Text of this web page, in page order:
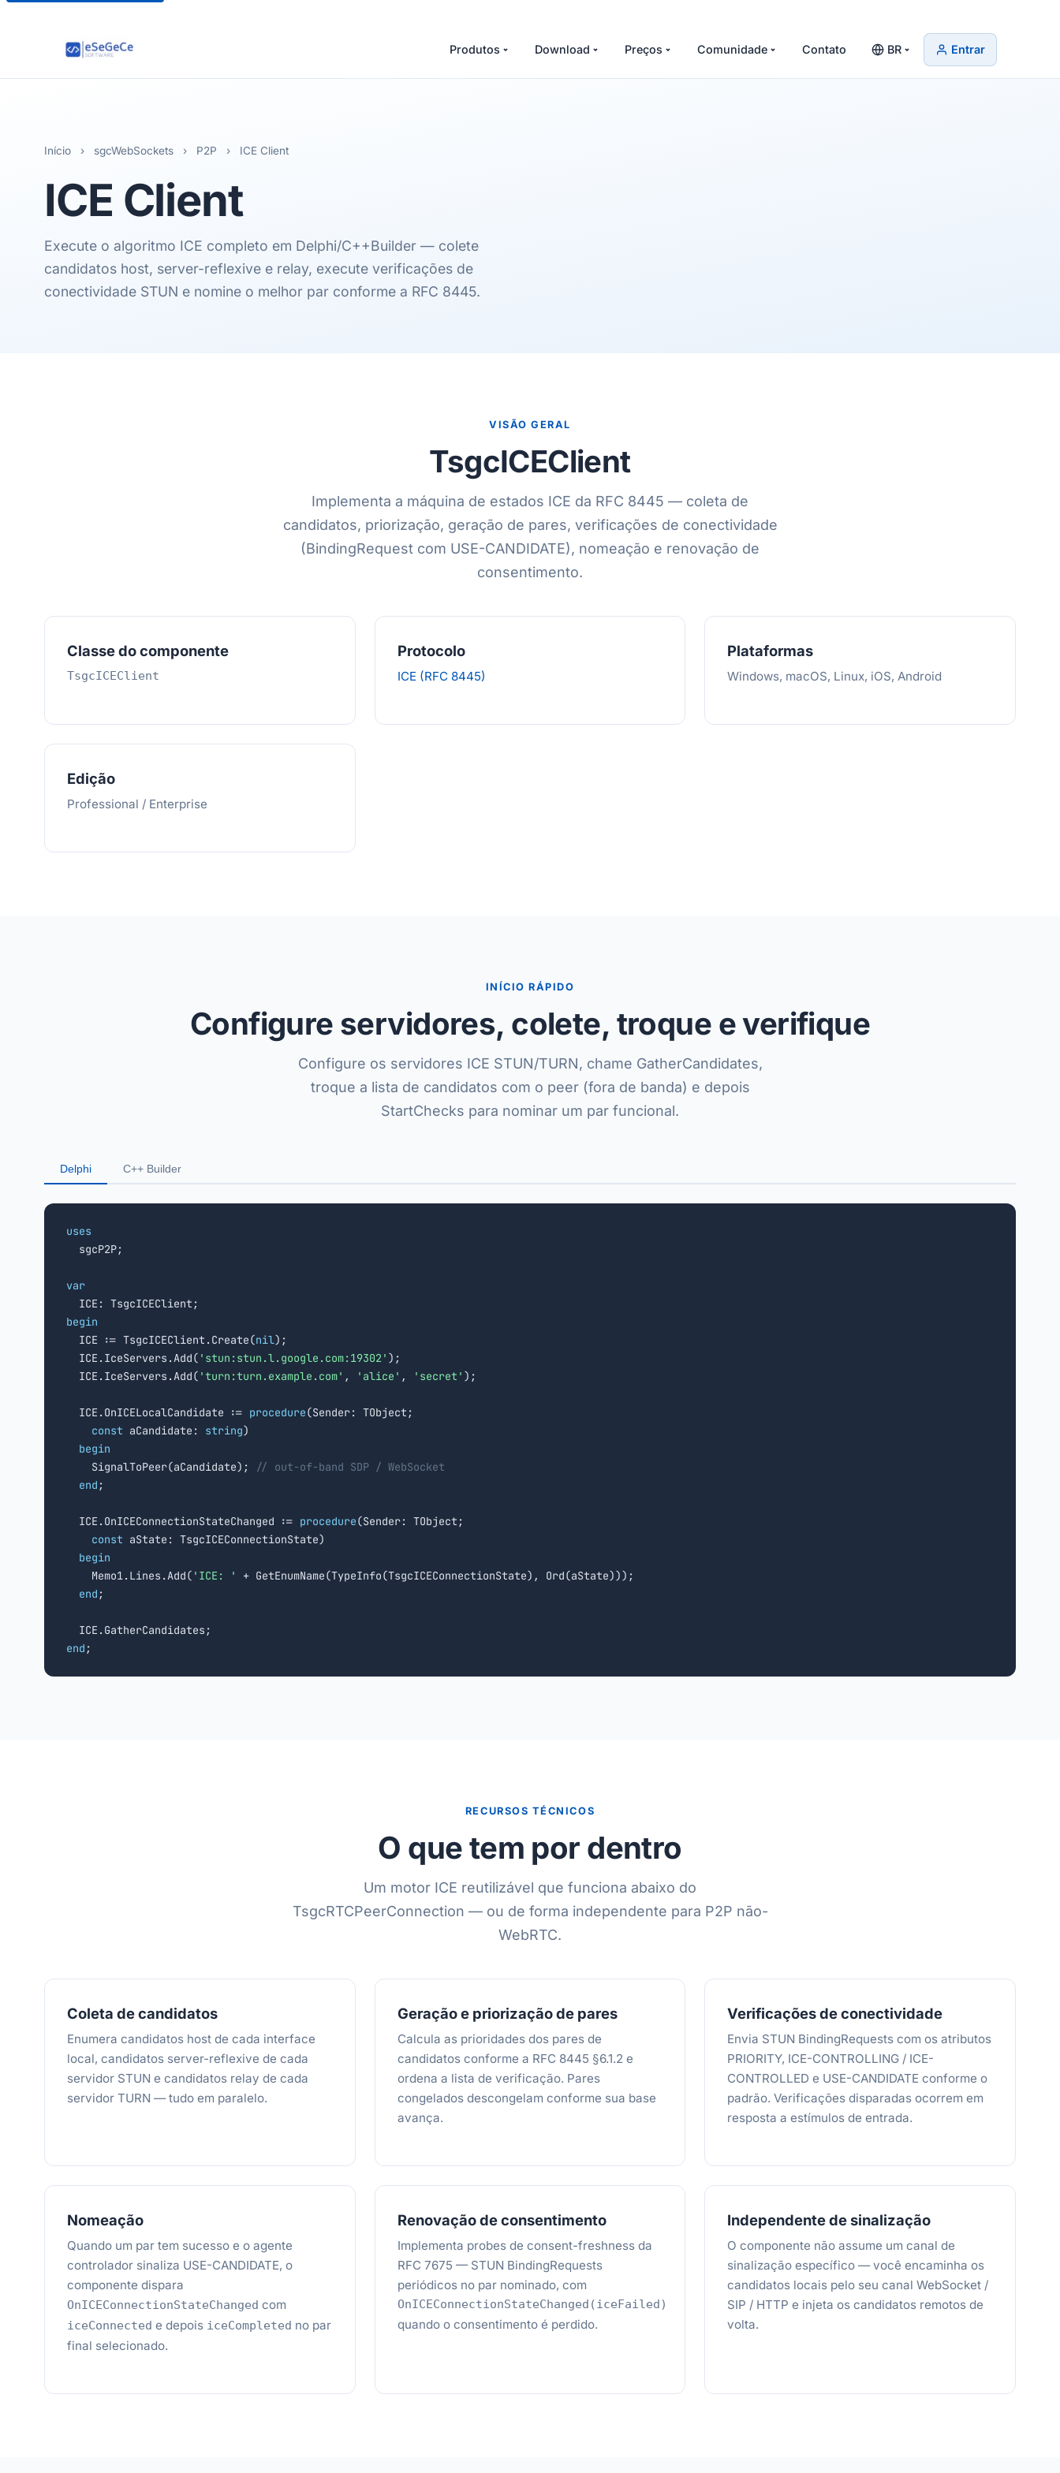
Produtos Download Preços Comunidade Contato BR Entrar
Início › sgcWebSockets › P2P › ICE Client
ICE Client
Execute o algoritmo ICE completo em Delphi/C++Builder — colete
candidatos host, server-reflexive e relay, execute verificações de
conectividade STUN e nomine o melhor par conforme a RFC 8445.
VISÃO GERAL
TsgcICEClient
Implementa a máquina de estados ICE da RFC 8445 — coleta de
candidatos, priorização, geração de pares, verificações de conectividade
(BindingRequest com USE-CANDIDATE), nomeação e renovação de
consentimento.
Classe do componente
TsgcICEClient
Protocolo
ICE (RFC 8445)
Plataformas
Windows, macOS, Linux, iOS, Android
Edição
Professional / Enterprise
INÍCIO RÁPIDO
Configure servidores, colete, troque e verifique
Configure os servidores ICE STUN/TURN, chame GatherCandidates,
troque a lista de candidatos com o peer (fora de banda) e depois
StartChecks para nominar um par funcional.
Delphi C++ Builder
uses
sgcP2P;
var
begin
ICE := TsgcICEClient.Create(nil);
  ICE.IceServers.Add(
'stun:stun.l.google.com:19302' );
  ICE.IceServers.Add(
'turn:turn.example.com' , 'alice' , 'secret' );
  ICE.OnICELocalCandidate :=
procedure(Sender: TObject;
const aCandidate: string)
begin
    SignalToPeer(aCandidate);
// out-of-band SDP / WebSocket
end ;
  ICE.OnICEConnectionStateChanged :=
procedure(Sender: TObject;
const aState: TsgcICEConnectionState)
begin
    Memo1.Lines.Add(
'ICE: '
+ GetEnumName(TypeInfo(TsgcICEConnectionState), Ord(aState)));
end ;
end ;
RECURSOS TÉCNICOS
O que tem por dentro
Um motor ICE reutilizável que funciona abaixo do
TsgcRTCPeerConnection — ou de forma independente para P2P não-
WebRTC.
Coleta de candidatos
Enumera candidatos host de cada interface
local, candidatos server-reflexive de cada
servidor STUN e candidatos relay de cada
servidor TURN — tudo em paralelo.
Geração e priorização de pares
Calcula as prioridades dos pares de
candidatos conforme a RFC 8445 §6.1.2 e
ordena a lista de verificação. Pares
congelados descongelam conforme sua base
avança.
Verificações de conectividade
Envia STUN BindingRequests com os atributos
PRIORITY, ICE-CONTROLLING / ICE-
CONTROLLED e USE-CANDIDATE conforme o
padrão. Verificações disparadas ocorrem em
resposta a estímulos de entrada.
Nomeação
Quando um par tem sucesso e o agente
controlador sinaliza USE-CANDIDATE, o
componente dispara
OnICEConnectionStateChanged com
iceConnected e depois iceCompleted no par
final selecionado.
Renovação de consentimento
Implementa probes de consent-freshness da
RFC 7675 — STUN BindingRequests
periódicos no par nominado, com
OnICEConnectionStateChanged(iceFailed)
quando o consentimento é perdido.
Independente de sinalização
O componente não assume um canal de
sinalização específico — você encaminha os
candidatos locais pelo seu canal WebSocket /
SIP / HTTP e injeta os candidatos remotos de
volta.